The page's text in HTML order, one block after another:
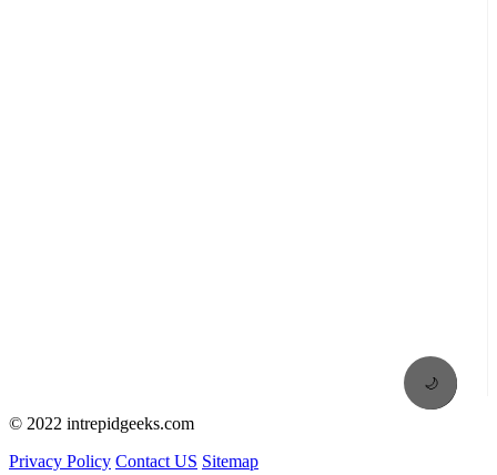
🌙
© 2022 intrepidgeeks.com
Privacy Policy Contact US Sitemap